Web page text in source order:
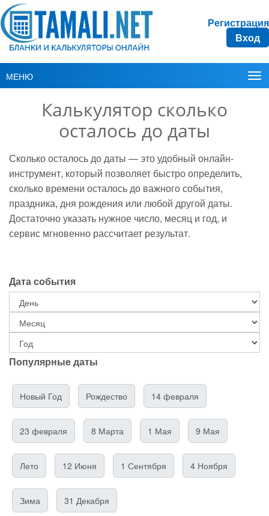
Регистрация
Вход
МЕНЮ
Калькулятор сколько
осталось до даты
Сколько осталось до даты — это удобный онлайн-
инструмент, который позволяет быстро определить,
сколько времени осталось до важного события,
праздника, дня рождения или любой другой даты.
Достаточно указать нужное число, месяц и год, и
сервис мгновенно рассчитает результат.
Дата события
Популярные даты
Новый Год Рождество 14 февраля
23 февраля 8 Марта 1 Мая 9 Мая
Лето 12 Июня 1 Сентября 4 Ноября
Зима 31 Декабря